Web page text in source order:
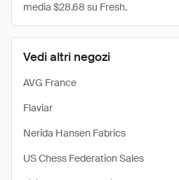
Vedi altri negozi
AVG France
Flaviar
Nerida Hansen Fabrics
US Chess Federation Sales
media $28.68 su Fresh.